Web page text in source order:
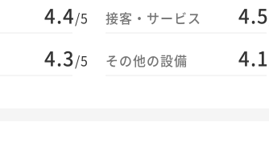
4.4/5
4.3/5
接客・サービス 4.5
その他の設備 4.1